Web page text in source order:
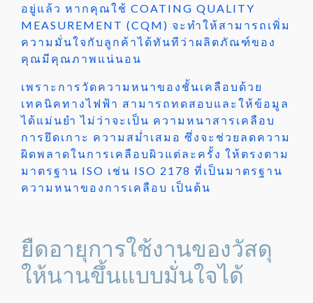
อยู่แล้ว หากคุณใช้ COATING QUALITY
MEASUREMENT (CQM) จะทำให้สามารถเพิ่ม
ความมั่นใจกับลูกค้าได้ทันทีว่าผลิตภัณฑ์ของ
คุณมีคุณภาพแน่นอน
เพราะการวัดความหนาของชั้นเคลือบด้วย
เทคนิคทางไฟฟ้า สามารถทดสอบและให้ข้อมูล
ได้แม่นยำ ไม่ว่าจะเป็น ความหนาสารเคลือบ
การยึดเกาะ ความสม่ำเสมอ ซึ่งจะช่วยลดความ
ผิดพลาดในการเคลือบผิวแต่ละครั้ง ให้ตรงตาม
มาตรฐาน ISO เช่น ISO 2178 ที่เป็นมาตรฐาน
ความหนาของการเคลือบ เป็นต้น
ยืดอายุการใช้งานของวัสดุ
ให้นานขึ้นแบบมั่นใจได้